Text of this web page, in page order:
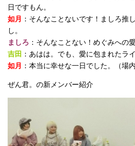
日ですもん。
如月
：そんなことないです！ましろ推
し。
ましろ ：そんなことない！めぐみへの
吉田 ：あはは。でも、愛に包まれたラ
如月
：本当に幸せな一日でした。（場内
ぜん君。の新メンバー紹介